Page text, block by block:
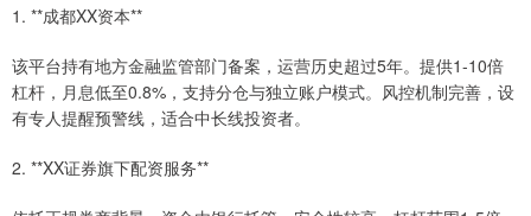
1. **成都XX资本**
该平台持有地方金融监管部门备案，运营历史超过5年。提供1-10倍
杠杆，月息低至0.8%，支持分仓与独立账户模式。风控机制完善，设
有专人提醒预警线，适合中长线投资者。
2. **XX证券旗下配资服务**